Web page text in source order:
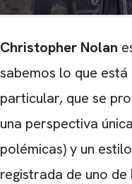
Christopher Nolan
sabemos lo que está
particular, que se
una perspectiva
polémicas) y un
registrada de uno